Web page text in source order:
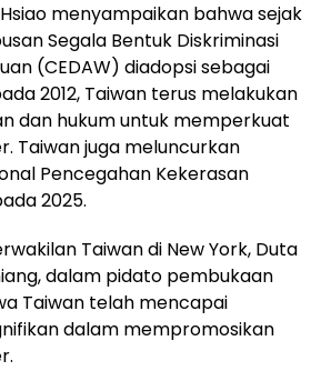
menyampaikan bahwa sejak
Segala Bentuk Diskriminasi
(CEDAW) diadopsi sebagai
2012, Taiwan terus melakukan
dan hukum untuk memperkuat
Taiwan juga meluncurkan
Pencegahan Kekerasan
2025.
Taiwan di New York, Duta
dalam pidato pembukaan
Taiwan telah mencapai
dalam mempromosikan